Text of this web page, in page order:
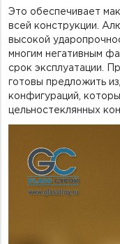
Это обеспечивает
всей
конструкции.
высокой
многим негативным
срок эксплуатации.
готовы предложить
конфигураций,
цельностеклянных